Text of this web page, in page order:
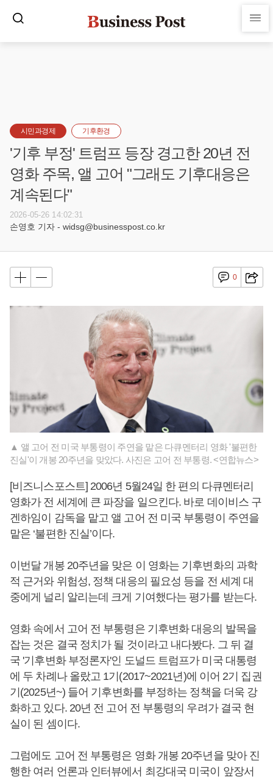
시민과경제 기후환경
'기후 부정' 트럼프 등장 경고한 20년 전
영화 주목, 앨 고어 "그래도 기후대응은
계속된다"
2026-05-26 14:02:31
손영호 기자 - widsg@businesspost.co.kr
0
▲ 앨 고어 전 미국 부통령이 주연을 맡은 다큐멘터리 영화 '불편한
진실'이 개봉 20주년을 맞았다. 사진은 고어 전 부통령. <연합뉴스>
[비즈니스포스트] 2006년 5월24일 한 편의 다큐멘터리
영화가 전 세계에 큰 파장을 일으킨다. 바로 데이비스 구
겐하임이 감독을 맡고 앨 고어 전 미국 부통령이 주연을
맡은 ‘불편한 진실’이다.
이번달 개봉 20주년을 맞은 이 영화는 기후변화의 과학
적 근거와 위험성, 정책 대응의 필요성 등을 전 세계 대
중에게 널리 알리는데 크게 기여했다는 평가를 받는다.
영화 속에서 고어 전 부통령은 기후변화 대응의 발목을
잡는 것은 결국 정치가 될 것이라고 내다봤다. 그 뒤 결
국 '기후변화 부정론자'인 도널드 트럼프가 미국 대통령
에 두 차례나 올랐고 1기(2017~2021년)에 이어 2기 집권
기(2025년~) 들어 기후변화를 부정하는 정책을 더욱 강
화하고 있다. 20년 전 고어 전 부통령의 우려가 결국 현
실이 된 셈이다.
그럼에도 고어 전 부통령은 영화 개봉 20주년을 맞아 진
행한 여러 언론과 인터뷰에서 최강대국 미국이 앞장서